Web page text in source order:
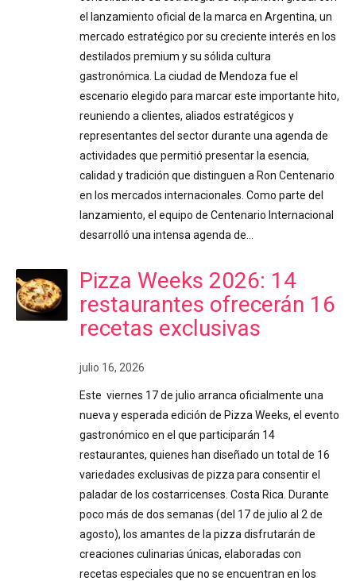
el lanzamiento oficial de la marca en Argentina, un
mercado estratégico por su creciente interés en los
destilados premium y su sólida cultura
gastronómica. La ciudad de Mendoza fue el
escenario elegido para marcar este importante hito,
reuniendo a clientes, aliados estratégicos y
representantes del sector durante una agenda de
actividades que permitió presentar la esencia,
calidad y tradición que distinguen a Ron Centenario
en los mercados internacionales. Como parte del
lanzamiento, el equipo de Centenario Internacional
desarrolló una intensa agenda de…
Pizza Weeks 2026: 14
restaurantes ofrecerán 16
recetas exclusivas
julio 16, 2026
Este viernes 17 de julio arranca oficialmente una
nueva y esperada edición de Pizza Weeks, el evento
gastronómico en el que participarán 14
restaurantes, quienes han diseñado un total de 16
variedades exclusivas de pizza para consentir el
paladar de los costarricenses. Costa Rica. Durante
poco más de dos semanas (del 17 de julio al 2 de
agosto), los amantes de la pizza disfrutarán de
creaciones culinarias únicas, elaboradas con
recetas especiales que no se encuentran en los